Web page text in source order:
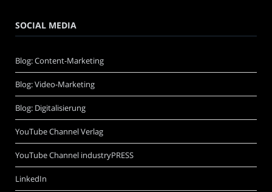
SOCIAL MEDIA
Blog: Content-Marketing
Blog: Video-Marketing
Blog: Digitalisierung
YouTube Channel Verlag
YouTube Channel industryPRESS
LinkedIn